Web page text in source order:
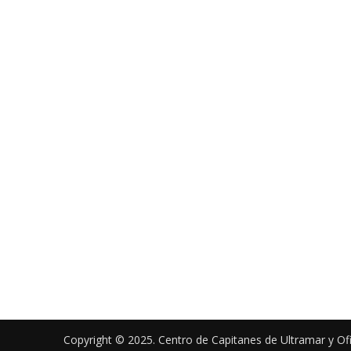
Copyright © 2025. Centro de Capitanes de Ultramar y